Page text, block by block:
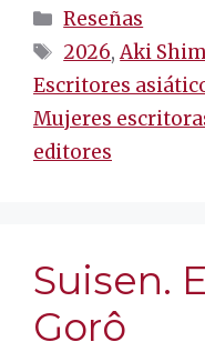
Categorías
Reseñas
Etiquetas
2026,Aki
Escritores
Mujeres
editores
Suisen.
Gorô